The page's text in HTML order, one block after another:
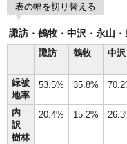
表の幅を切り替える
諏訪・鶴牧・中沢・永山
諏訪
鶴牧 中沢
緑被
地率
53.5% 35.8%
内
訳
樹林
20.4% 15.2%